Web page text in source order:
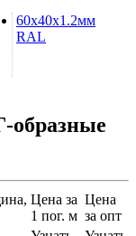
60х40х1.2мм
RAL
образные
Цена за
1 пог. м
Цена
за опт